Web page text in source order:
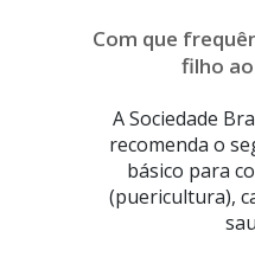
Com que
filho
A Sociedade
recomenda o
básico para
(puericultura),